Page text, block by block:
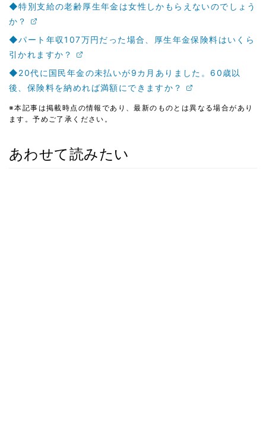
◆特別支給の老齢厚生年金は女性しかもらえないのでしょう
か？
◆パート年収107万円だった場合、厚生年金保険料はいくら
引かれますか？
◆20代に国民年金の未払いが9カ月ありました。60歳以
後、保険料を納めれば満額にできますか？
※本記事は掲載時点の情報であり、最新のものとは異なる場合があり
ます。予めご了承ください。
あわせて読みたい